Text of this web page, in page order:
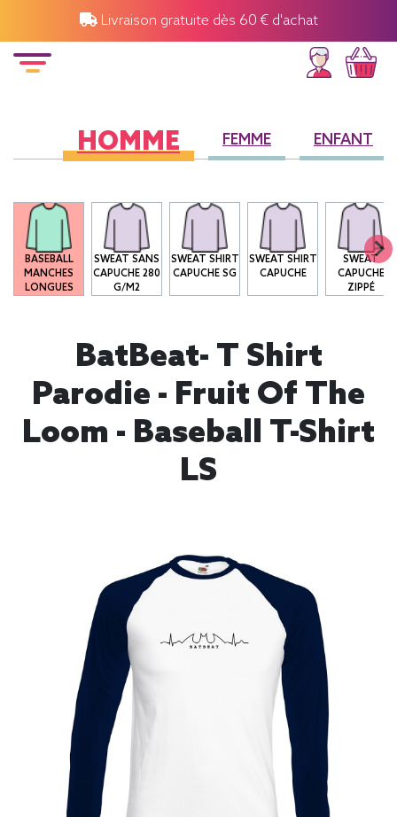
Livraison gratuite dès 60 € d'achat
HOMME FEMME ENFANT
BASEBALL
MANCHES
LONGUES
SWEAT SANS
CAPUCHE 280
G/M2
SWEAT SHIRT
CAPUCHE SG
SWEAT SHIRT
CAPUCHE
SWEAT
CAPUCHE
ZIPPÉ
BatBeat- T Shirt
Parodie - Fruit Of The
Loom - Baseball T-Shirt
LS